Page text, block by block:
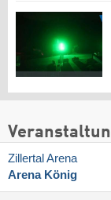
Zillertal Arena
Arena König